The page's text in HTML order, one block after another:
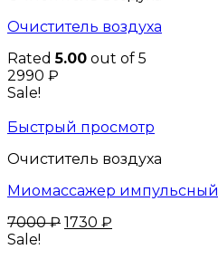
Очиститель воздуха
Rated5.00 out of 5
2990 ₽
Sale!
Быстрый просмотр
Очиститель воздуха
Миомассажер импульсный
7000₽ 1730 ₽
Sale!